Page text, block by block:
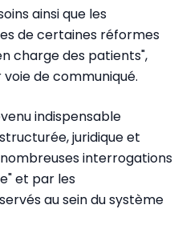
ainsi que les
de certaines réformes
charge des patients",
de communiqué.
indispensable
juridique et
interrogations
et par les
au sein du système